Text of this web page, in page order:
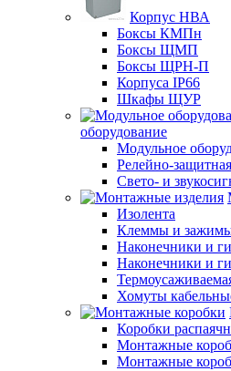
Корпус НВА
Боксы КМПн
Боксы ЩМП
Боксы ЩРН-П
Корпуса IP66
Шкафы ЩУР
оборудование
Модульное
Релейно-
Свето- и
Изолента
Клеммы и
Наконечники и
Наконечники и
Хомуты
Коробки
Монтажные
Монтажные